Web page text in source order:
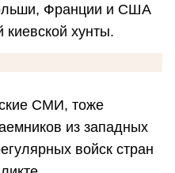
Франции и США
киевской хунты.
СМИ, тоже
из западных
войск стран